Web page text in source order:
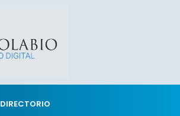
DIRECTORIO